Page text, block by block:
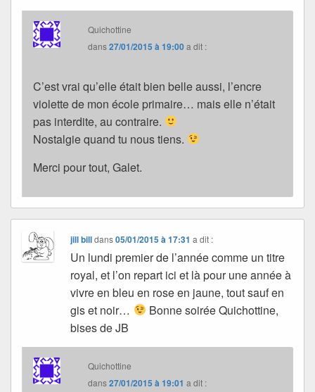
Quichottine
dans27/01/2015 à 19:00a dit :
C’est vrai qu’elle était bien belle aussi, l’encre
violette de mon école primaire… mais elle n’était
pas interdite, au contraire.
Nostalgie quand tu nous tiens.
Merci pour tout, Galet.
jill billdans05/01/2015 à 17:31 a dit :
Un lundi premier de l’année comme un titre
royal, et l’on repart ici et là pour une année à
vivre en bleu en rose en jaune, tout sauf en
gis et noir…
Bonne soirée Quichottine,
bises de JB
Quichottine
dans27/01/2015 à 19:01 a dit :